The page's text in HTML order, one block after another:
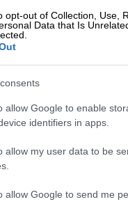
opt-out of Collection, Use,
Data that Is
allow Google to enable
identifiers in apps.
allow my user data to be
allow Google to send me
προφορές
Όχι η δικιά
Κόσμος|
Δείτε
θόρυβο